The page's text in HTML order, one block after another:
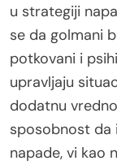
u strategiji
se da golmani
potkovani i
upravljaju
dodatnu
sposobnost da
napade, vi kao